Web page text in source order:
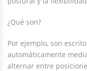
¿Qué son?
Por ejemplo, son
automáticamente
alternar entre